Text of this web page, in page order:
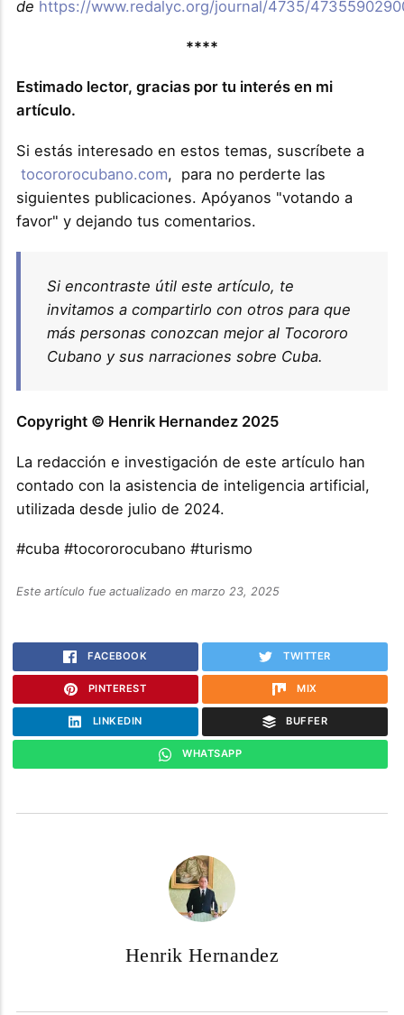
de https://www.redalyc.org/journal/4735/
****
Estimado lector, gracias por tu interés en mi
artículo.
Si estás interesado en estos temas, suscríbete a
tocororocubano.com, para no perderte las
siguientes publicaciones. Apóyanos "votando a
favor" y dejando tus comentarios.
Si encontraste útil este artículo, te
invitamos a compartirlo con otros para que
más personas conozcan mejor al Tocororo
Cubano y sus narraciones sobre Cuba.
Copyright © Henrik Hernandez 2025
La redacción e investigación de este artículo han
contado con la asistencia de inteligencia artificial,
utilizada desde julio de 2024.
#cuba #tocororocubano #turismo
Este artículo fue actualizado en marzo 23, 2025
FACEBOOK TWITTER
PINTEREST MIX
LINKEDIN BUFFER
WHATSAPP
Henrik Hernandez